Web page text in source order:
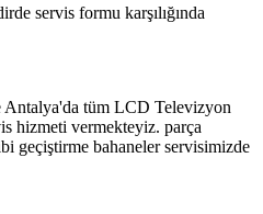
servis formu karşılığında
Antalya'da tüm LCD Televizyon
hizmeti vermekteyiz. parça
geçiştirme bahaneler servisimizde